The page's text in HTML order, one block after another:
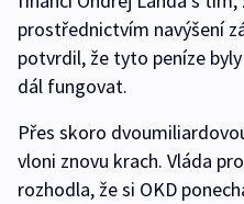
prostřednictvím navýšení
potvrdil, že tyto peníze
dál fungovat.
Přes skoro
vloni znovu krach. Vláda
rozhodla, že si OKD